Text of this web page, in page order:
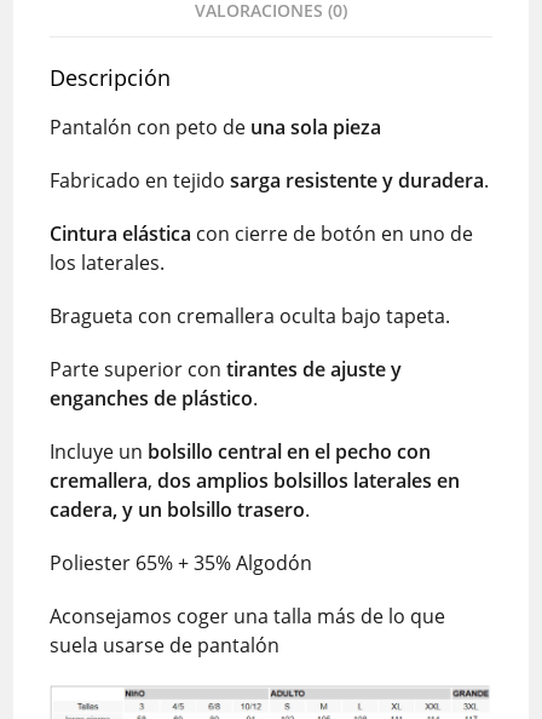
VALORACIONES (0)
Descripción
Pantalón con peto de una sola pieza
Fabricado en tejidosarga resistente y duradera.
Cintura elástica con cierre de botón en uno de
los laterales.
Bragueta con cremallera oculta bajo tapeta.
Parte superior con tirantes de ajuste y
enganches de plástico.
Incluye un bolsillo central en el pecho con
cremallera,dos amplios bolsillos laterales en
cadera, y un bolsillo trasero.
Poliester 65% + 35% Algodón
Aconsejamos coger una talla más de lo que
suela usarse de pantalón